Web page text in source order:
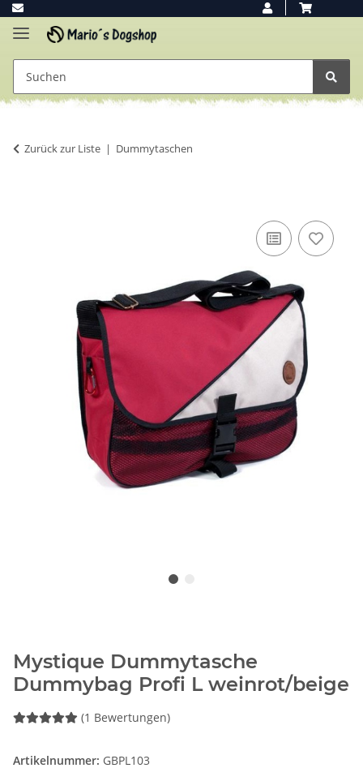
Zurück zur Liste Dummytaschen
Mystique Dummytasche
Dummybag Profi L weinrot/beige
(1 Bewertungen)
Artikelnummer: GBPL103